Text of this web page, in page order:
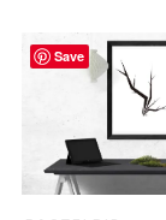
Save